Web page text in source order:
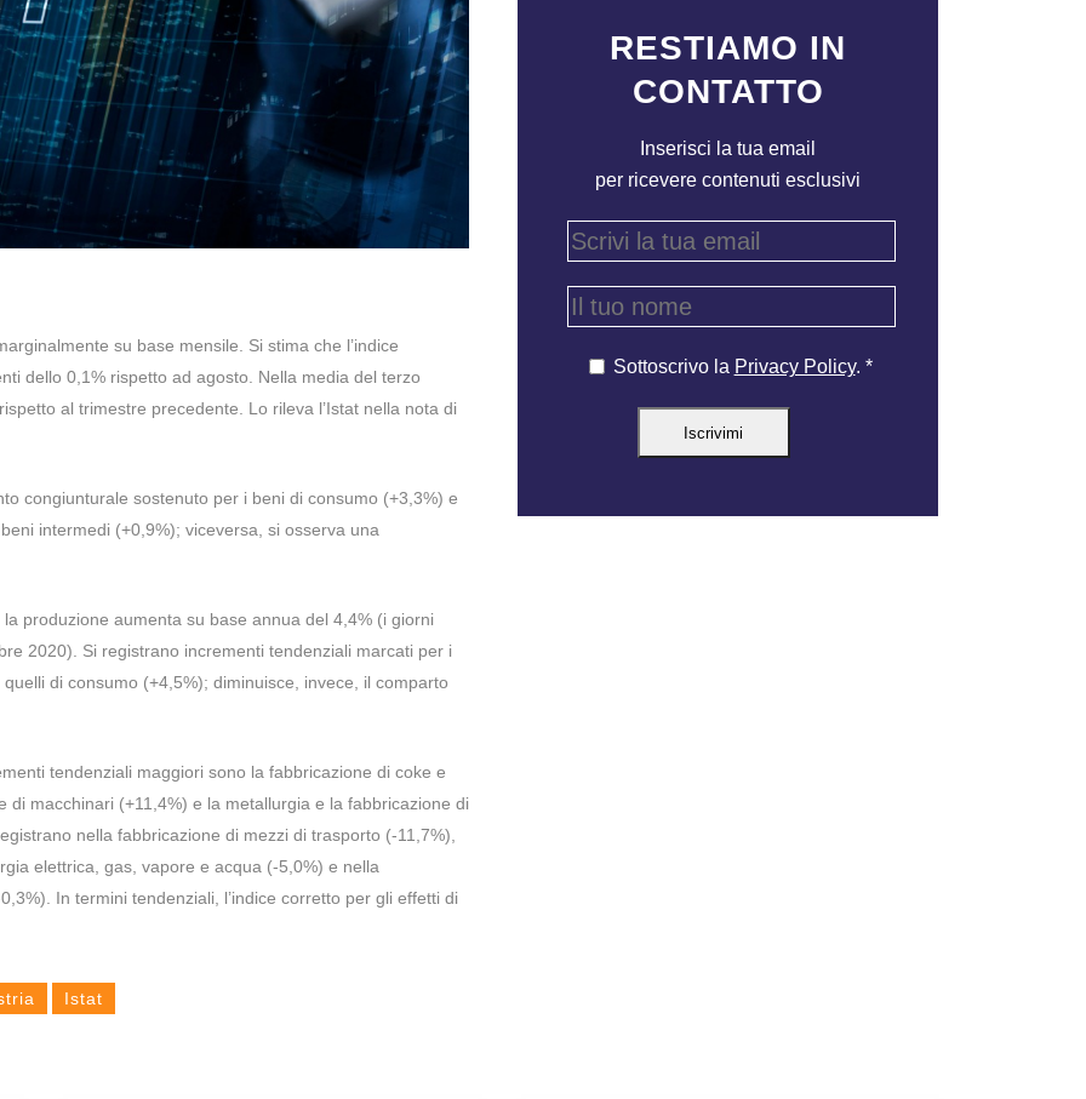
su base mensile. Si stima che l’indice
dello 0,1% rispetto ad agosto. Nella media del terzo
al trimestre precedente. Lo rileva l’Istat nella nota di
congiunturale sostenuto per i beni di consumo (+3,3%) e
intermedi (+0,9%); viceversa, si osserva una
produzione aumenta su base annua del 4,4% (i giorni
2020). Si registrano incrementi tendenziali marcati per i
di consumo (+4,5%); diminuisce, invece, il comparto
tendenziali maggiori sono la fabbricazione di coke e
macchinari (+11,4%) e la metallurgia e la fabbricazione di
nella fabbricazione di mezzi di trasporto (-11,7%),
elettrica, gas, vapore e acqua (-5,0%) e nella
In termini tendenziali, l’indice corretto per gli effetti di
Istat
RESTIAMO IN
CONTATTO
Inserisci la tua email
per ricevere contenuti esclusivi
Sottoscrivo la Privacy Policy. *